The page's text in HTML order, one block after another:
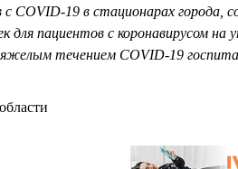
с CОVID-19 в стационарах города,
для пациентов с коронавирусом
течением CОVID-19